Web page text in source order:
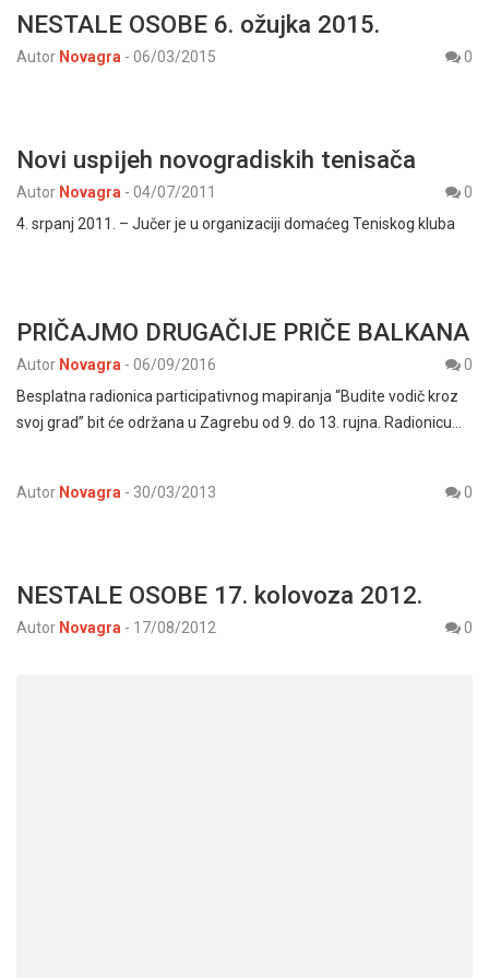
NESTALE OSOBE 6. ožujka 2015.
Autor Novagra - 06/03/2015 0
Novi uspijeh novogradiskih tenisača
Autor Novagra - 04/07/2011
0
4. srpanj 2011. – Jučer je u organizaciji domaćeg Teniskog kluba
PRIČAJMO DRUGAČIJE PRIČE BALKANA
Autor Novagra - 06/09/2016
0
Besplatna radionica participativnog mapiranja “Budite vodič kroz
svoj grad” bit će održana u Zagrebu od 9. do 13. rujna. Radionicu…
Autor Novagra - 30/03/2013 0
NESTALE OSOBE 17. kolovoza 2012.
Autor Novagra - 17/08/2012 0